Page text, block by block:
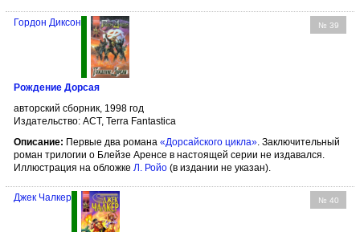
№ 39
Гордон Диксон
Рождение Дорсая
авторский сборник, 1998 год
Издательство: АСТ, Terra Fantastica
Описание: Первые два романа «Дорсайского цикла». Заключительный
роман трилогии о Блейзе Аренсе в настоящей серии не издавался.
Иллюстрация на обложке Л. Ройо (в издании не указан).
№ 40
Джек Чалкер